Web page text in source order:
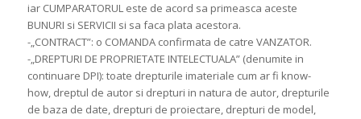
iar CUMPARATORUL este de acord sa primeasca aceste
BUNURI si SERVICII si sa faca plata acestora.
-„CONTRACT”: o COMANDA confirmata de catre VANZATOR.
-„DREPTURI DE PROPRIETATE INTELECTUALA” (denumite in
continuare DPI): toate drepturile imateriale cum ar fi know-
how, dreptul de autor si drepturi in natura de autor, drepturile
de baza de date, drepturi de proiectare, drepturi de model,